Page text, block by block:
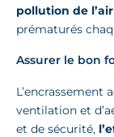
pollution de l’air
prématurés
Assurer le bon
L’encrassement
ventilation et
et de sécurité,